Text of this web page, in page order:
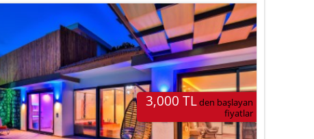
3,000 TLden başlayan
fiyatlar